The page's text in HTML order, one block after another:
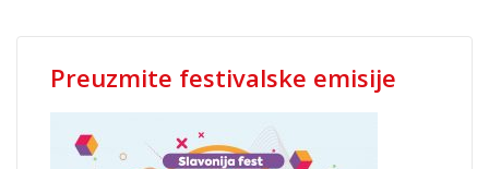
Preuzmite festivalske emisije